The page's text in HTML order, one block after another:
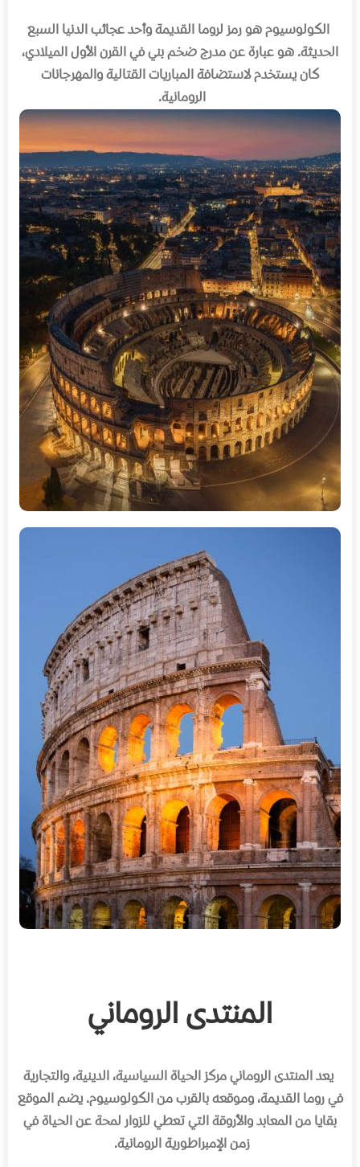
الكولوسيوم هو رمز لروما القديمة وأحد عجائب الدنيا السبع
الحديثة.هو عبارة عن مدرج ضخم بني في القرن الأول الميلادي،
كان يستخدم لاستضافة المباريات القتالية والمهرجانات
الرومانية.
المنتدى الروماني
يعد المنتدى الروماني مركز الحياة السياسية، الدينية، والتجارية
في روما القديمة، وموقعه بالقرب من الكولوسيوم.يضم الموقع
بقايا من المعابد والأروقة التي تعطي للزوار لمحة عن الحياة في
زمن الإمبراطورية الرومانية.